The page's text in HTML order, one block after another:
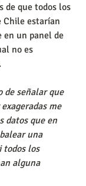
de que todos los
Chile estarían
en un panel de
no es
de señalar que
me
datos que en
una
todos los
alguna